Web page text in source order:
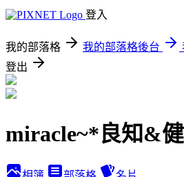
登入
我的部落格 我的部落格後台
登出
miracle~*良知&